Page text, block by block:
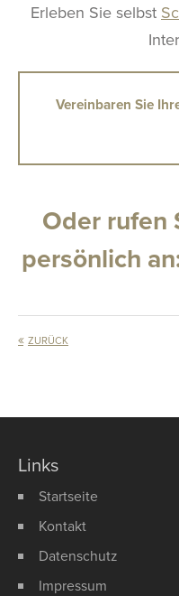
Erleben Sie selbst
Vereinbaren Sie
Oder rufen
persönlich an
ZURÜCK
Links
Startseite
Kontakt
Datenschutz
Impressum